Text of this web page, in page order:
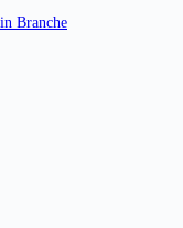
Branche